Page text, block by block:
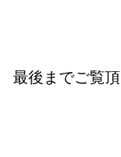
最後までご覧